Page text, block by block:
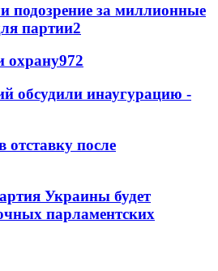
подозрение за миллионные
партии2
охрану972
обсудили инаугурацию -
после
Украины будет
парламентских